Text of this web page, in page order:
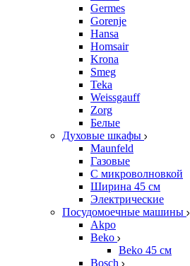
Germes
Gorenje
Hansa
Homsair
Krona
Smeg
Teka
Weissgauff
Zorg
Белые
Духовые шкафы
Maunfeld
Газовые
С микроволновкой
Ширина 45 см
Электрические
Посудомоечные машины
Akpo
Beko
Beko 45 см
Bosch